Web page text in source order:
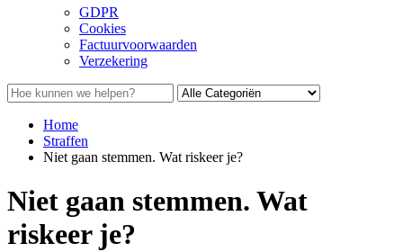
GDPR
Cookies
Factuurvoorwaarden
Verzekering
Home
Straffen
Niet gaan stemmen. Wat riskeer je?
Niet gaan stemmen. Wat
riskeer je?